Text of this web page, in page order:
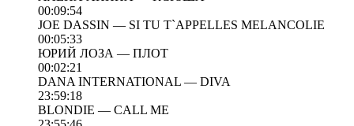
00:09:54
JOE DASSIN — SI TU T`APPELLES MELANCOLIE
00:05:33
ЮРИЙ ЛОЗА — ПЛОТ
00:02:21
DANA INTERNATIONAL — DIVA
23:59:18
BLONDIE — CALL ME